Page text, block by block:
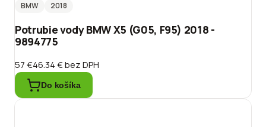
BMW
2018
Potrubie vody BMW X5 (G05, F95) 2018 -
9894775
57 €46.34 €bez DPH
Do košíka